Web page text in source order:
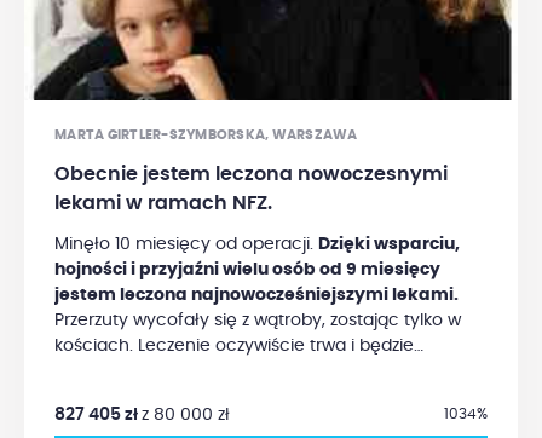
MARTA GIRTLER-SZYMBORSKA, WARSZAWA
Obecnie jestem leczona nowoczesnymi
lekami w ramach NFZ.
Minęło 10 miesięcy od operacji. Dzięki wsparciu,
hojności i przyjaźni wielu osób od 9 miesięcy
jestem leczona najnowocześniejszymi lekami.
Przerzuty wycofały się z wątroby, zostając tylko w
kościach. Leczenie oczywiście trwa i będzie
doskwierać i patrzę w przyszłość z optymizmem.
827 405 zł z 80 000 zł 1034%